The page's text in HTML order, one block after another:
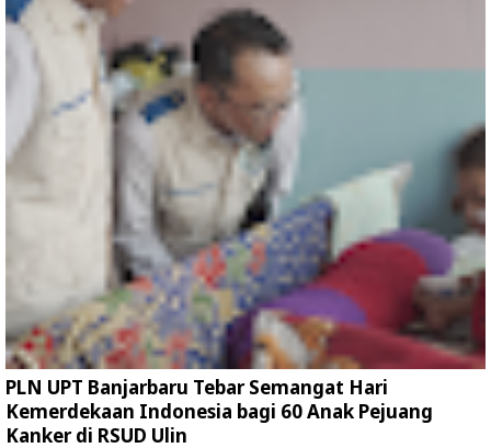
PLN UPT Banjarbaru Tebar Semangat Hari
Kemerdekaan Indonesia bagi 60 Anak Pejuang
Kanker di RSUD Ulin